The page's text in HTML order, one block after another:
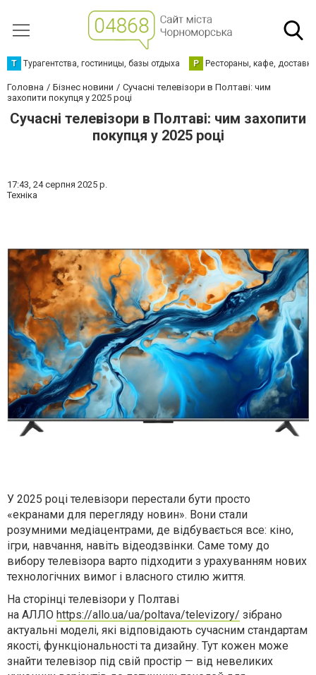
Т Турагентства, гостиницы, базы отдыха Р Рестораны, кафе,
Головна Бізнес новини
Сучасні телевізори в Полтаві: чим
захопити покупця у 2025 році
Сучасні телевізори в Полтаві: чим захопити
покупця у 2025 році
17:43, 24 серпня 2025 р.
Техніка
У 2025 році телевізори перестали бути просто
«екранами для перегляду новин». Вони стали
розумними медіацентрами, де відбувається все: кіно,
ігри, навчання, навіть відеодзвінки. Саме тому до
вибору телевізора варто підходити з урахуванням нових
технологічних вимог і власного стилю життя.
На сторінці телевізори у Полтаві
на АЛЛО https://allo.ua/ua/poltava/televizory/ зібрано
актуальні моделі, які відповідають сучасним стандартам
якості, функціональності та дизайну. Тут кожен може
знайти телевізор під свій простір — від невеликих